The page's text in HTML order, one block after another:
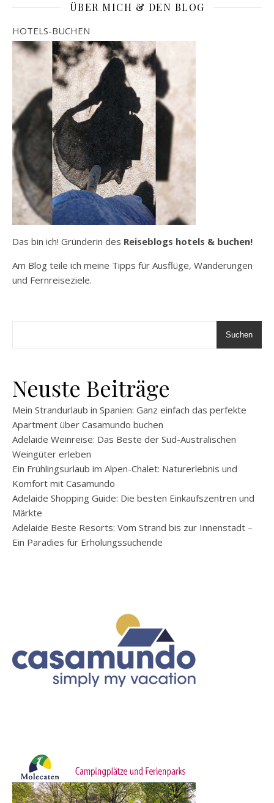
ÜBER MICH & DEN BLOG
HOTELS-BUCHEN
Das bin ich! Gründerin des Reiseblogs hotels & buchen!
Am Blog teile ich meine Tipps für Ausflüge, Wanderungen
und Fernreiseziele.
Suchen
Neuste Beiträge
Mein Strandurlaub in Spanien: Ganz einfach das perfekte
Apartment über Casamundo buchen
Adelaide Weinreise: Das Beste der Süd-Australischen
Weingüter erleben
Ein Frühlingsurlaub im Alpen-Chalet: Naturerlebnis und
Komfort mit Casamundo
Adelaide Shopping Guide: Die besten Einkaufszentren und
Märkte
Adelaide Beste Resorts: Vom Strand bis zur Innenstadt –
Ein Paradies für Erholungssuchende